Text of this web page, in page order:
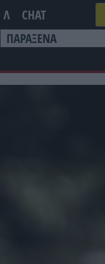
Λ CHAT
ΠΑΡΑΞΕΝΑ